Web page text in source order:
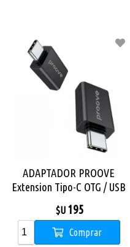
ADAPTADOR PROOVE
Extension Tipo-C OTG / USB
$U 195
Comprar